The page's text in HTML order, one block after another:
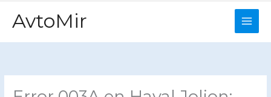
contenido
AvtoMir